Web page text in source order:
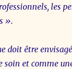
les
».
doit être
soin et comme